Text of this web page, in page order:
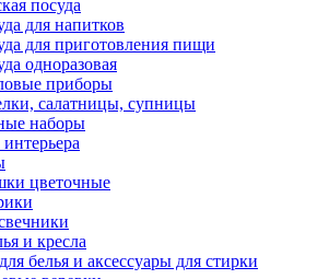
посуда
для напитков
для приготовления пищи
одноразовая
приборы
салатницы, супницы
наборы
цветочные
и кресла
белья и аксессуары для стирки